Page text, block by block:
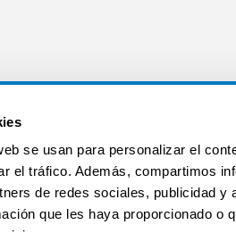
se usan para personalizar el
el tráfico. Además, compartimos
de redes sociales, publicidad y
que les haya proporcionado o